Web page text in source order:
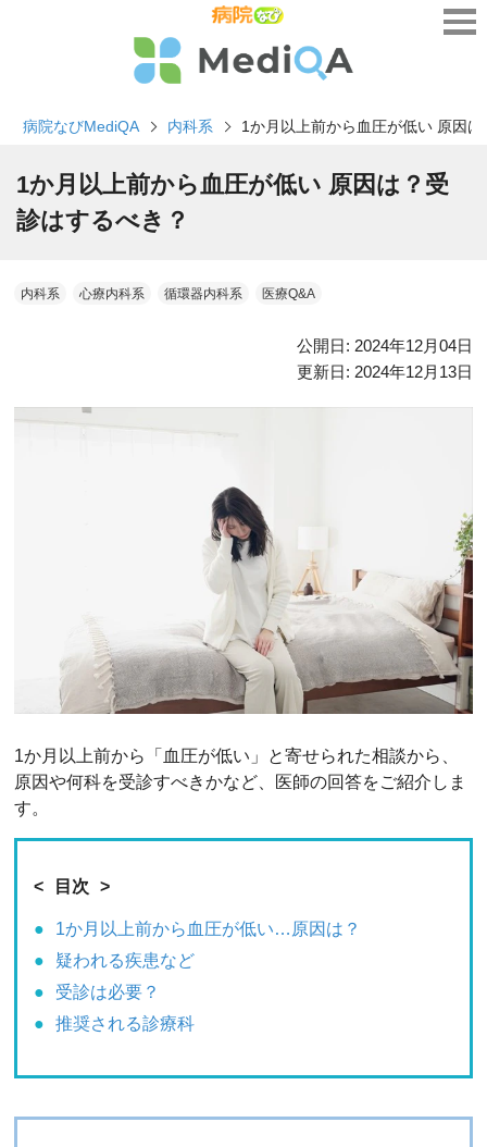
病院なびMediQA 内科系 1か月以上前から血圧が低い 原因
1か月以上前から血圧が低い 原因は？受
診はするべき？
内科系 心療内科系 循環器内科系 医療Q&A
公開日: 2024年12月04日
更新日: 2024年12月13日
1か月以上前から「血圧が低い」と寄せられた相談から、
原因や何科を受診すべきかなど、医師の回答をご紹介しま
す。
目次
1か月以上前から血圧が低い…原因は？
疑われる疾患など
受診は必要？
推奨される診療科